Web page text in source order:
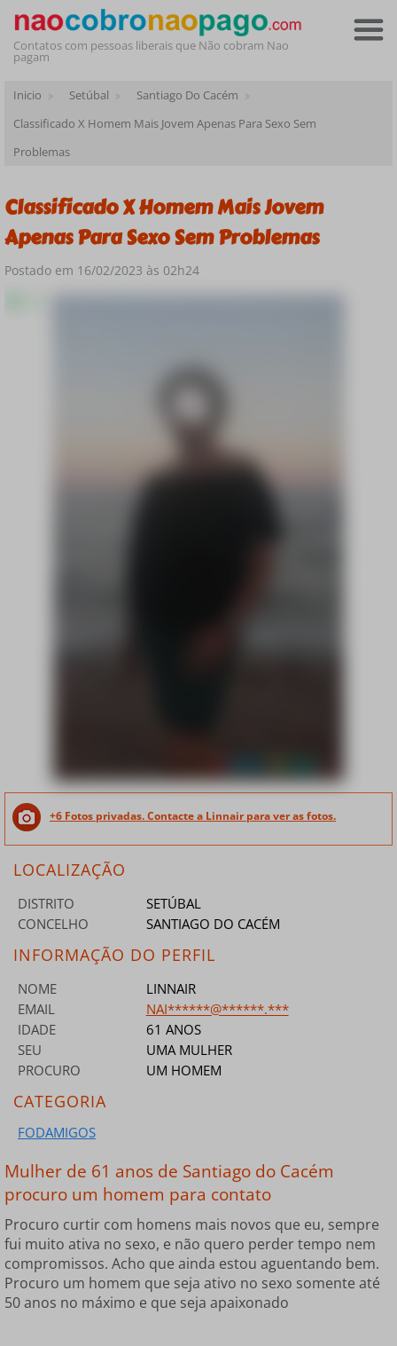
Contatos com pessoas liberais que Não cobram Nao
pagam
Inicio Setúbal
Santiago Do Cacém
Classificado X Homem Mais Jovem Apenas Para Sexo Sem
Problemas
Classificado X Homem Mais Jovem
Apenas Para Sexo Sem Problemas
Postado em 16/02/2023 às 02h24
+6 Fotos privadas. Contacte a Linnair para ver as fotos.
LOCALIZAÇÃO
DISTRITO
SETÚBAL
CONCELHO
SANTIAGO DO CACÉM
INFORMAÇÃO DO PERFIL
NOME
LINNAIR
EMAIL
NAI******@******.***
IDADE
61 ANOS
SEU
UMA MULHER
PROCURO
UM HOMEM
CATEGORIA
FODAMIGOS
Mulher de 61 anos de Santiago do Cacém
procuro um homem para contato
Procuro curtir com homens mais novos que eu, sempre
fui muito ativa no sexo, e não quero perder tempo nem
compromissos. Acho que ainda estou aguentando bem.
Procuro um homem que seja ativo no sexo somente até
50 anos no máximo e que seja apaixonado